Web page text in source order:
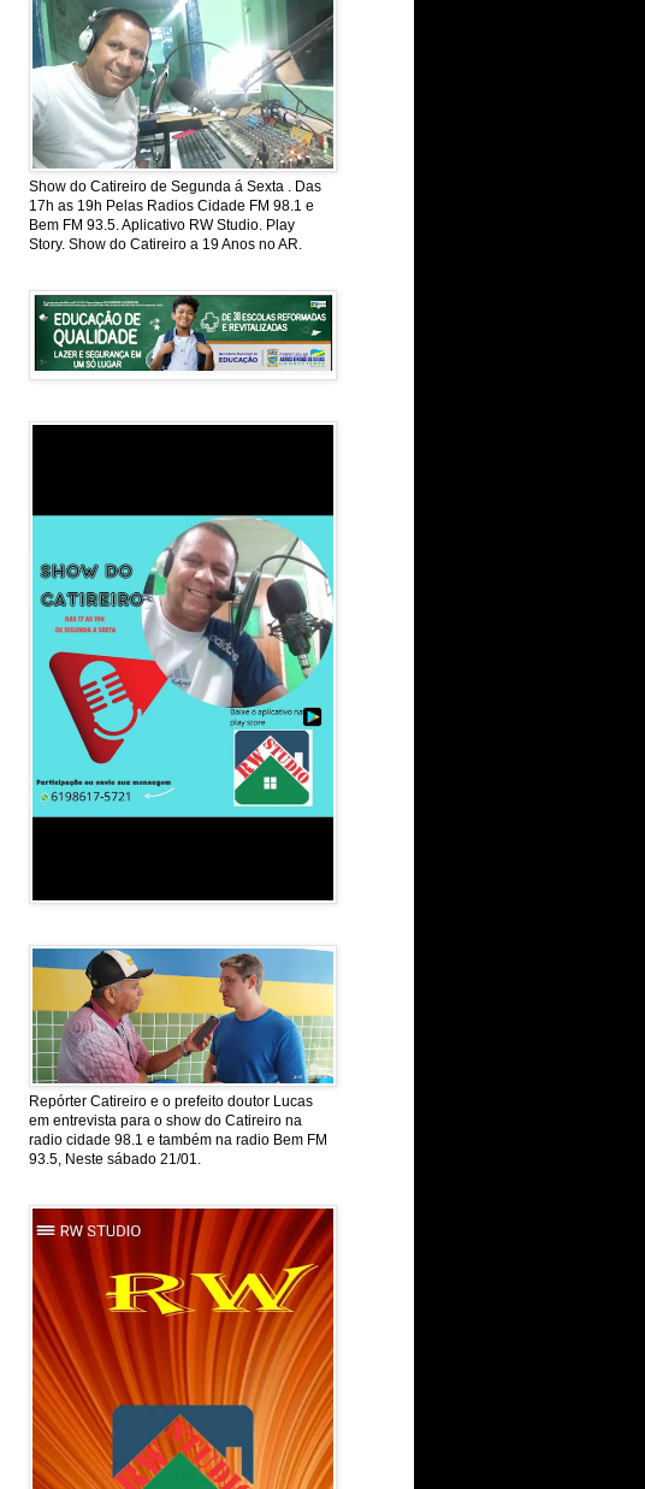
Show do Catireiro de Segunda á Sexta . Das
17h as 19h Pelas Radios Cidade FM 98.1 e
Bem FM 93.5. Aplicativo RW Studio. Play
Story. Show do Catireiro a 19 Anos no AR.
Repórter Catireiro e o prefeito doutor Lucas
em entrevista para o show do Catireiro na
radio cidade 98.1 e também na radio Bem FM
93.5, Neste sábado 21/01.